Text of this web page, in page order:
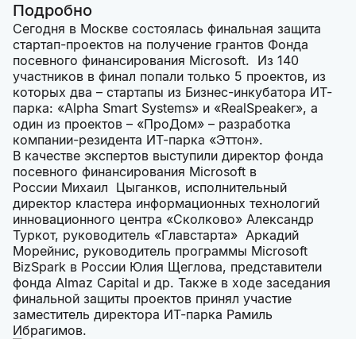
Подробно
Сегодня в Москве состоялась финальная защита
стартап-проектов на получение грантов Фонда
посевного финансирования Microsoft. Из 140
участников в финал попали только 5 проектов, из
которых два – стартапы из Бизнес-инкубатора ИТ-
парка: «Alpha Smart Systems» и «RealSpeaker», а
один из проектов – «ПроДом» – разработка
компании-резидента ИТ-парка «Эттон».
В качестве экспертов выступили директор фонда
посевного финансирования Microsoft в
России Михаил Цыганков, исполнительный
директор кластера информационных технологий
инновационного центра «Сколково» Александр
Туркот, руководитель «Главстарта» Аркадий
Морейнис, руководитель программы Microsoft
BizSpark в России Юлия Щеглова, представители
фонда Almaz Capital и др. Также в ходе заседания
финальной защиты проектов принял участие
заместитель директора ИТ-парка Рамиль
Ибрагимов.